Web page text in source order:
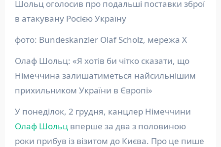
Шольц оголосив про подальші поставки зброї
в атакувану Росією Україну
фото: Bundeskanzler Olaf Scholz, мережа Х
Олаф Шольц: «Я хотів би чітко сказати, що
Німеччина залишатиметься найсильнішим
прихильником України в Європі»
У понеділок, 2 грудня, канцлер Німеччини
Олаф Шольцвперше за два з половиною
роки прибув із візитом до Києва. Про це пише